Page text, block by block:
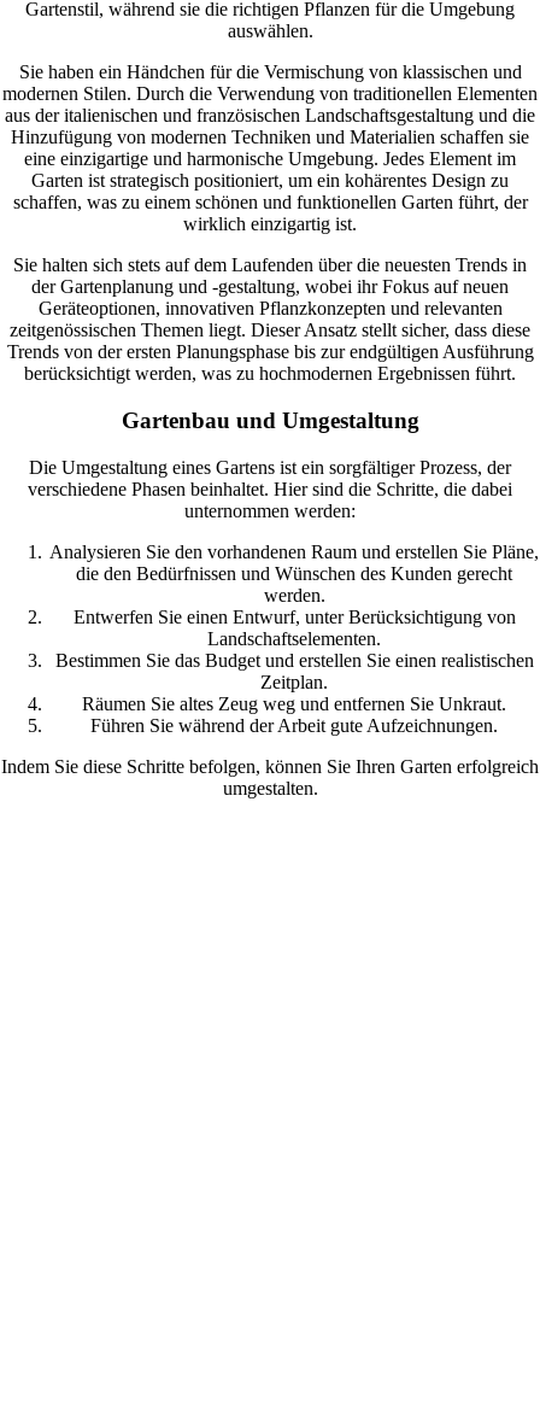
Gartenstil, während sie die richtigen Pflanzen für die Umgebung
auswählen.
Sie haben ein Händchen für die Vermischung von klassischen und
modernen Stilen. Durch die Verwendung von traditionellen Elementen
aus der italienischen und französischen Landschaftsgestaltung und die
Hinzufügung von modernen Techniken und Materialien schaffen sie
eine einzigartige und harmonische Umgebung. Jedes Element im
Garten ist strategisch positioniert, um ein kohärentes Design zu
schaffen, was zu einem schönen und funktionellen Garten führt, der
wirklich einzigartig ist.
Sie halten sich stets auf dem Laufenden über die neuesten Trends in
der Gartenplanung und -gestaltung, wobei ihr Fokus auf neuen
Geräteoptionen, innovativen Pflanzkonzepten und relevanten
zeitgenössischen Themen liegt. Dieser Ansatz stellt sicher, dass diese
Trends von der ersten Planungsphase bis zur endgültigen Ausführung
berücksichtigt werden, was zu hochmodernen Ergebnissen führt.
Gartenbau und Umgestaltung
Die Umgestaltung eines Gartens ist ein sorgfältiger Prozess, der
verschiedene Phasen beinhaltet. Hier sind die Schritte, die dabei
unternommen werden:
Analysieren Sie den vorhandenen Raum und erstellen Sie Pläne,
die den Bedürfnissen und Wünschen des Kunden gerecht
werden.
Entwerfen Sie einen Entwurf, unter Berücksichtigung von
Landschaftselementen.
Bestimmen Sie das Budget und erstellen Sie einen realistischen
Zeitplan.
Räumen Sie altes Zeug weg und entfernen Sie Unkraut.
Führen Sie während der Arbeit gute Aufzeichnungen.
Indem Sie diese Schritte befolgen, können Sie Ihren Garten erfolgreich
umgestalten.